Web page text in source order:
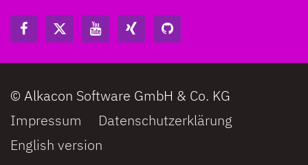
© Alkacon Software GmbH & Co. KG
Impressum
Datenschutzerklärung
English version